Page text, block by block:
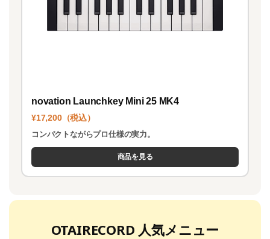
novation Launchkey Mini 25 MK4
¥17,200（税込）
コンパクトながらプロ仕様の実力。
商品を見る
OTAIRECORD 人気メニュー